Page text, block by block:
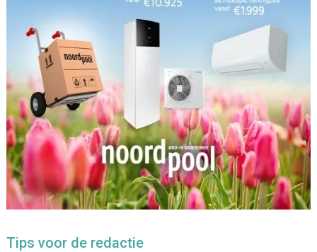
Tips voor de redactie